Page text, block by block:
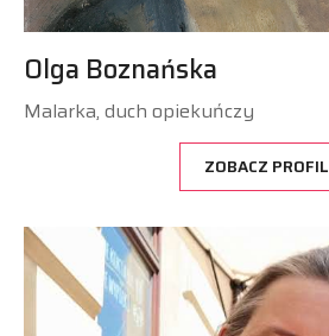
Olga Boznańska
Malarka, duch opiekuńczy
ZOBACZ PROFIL